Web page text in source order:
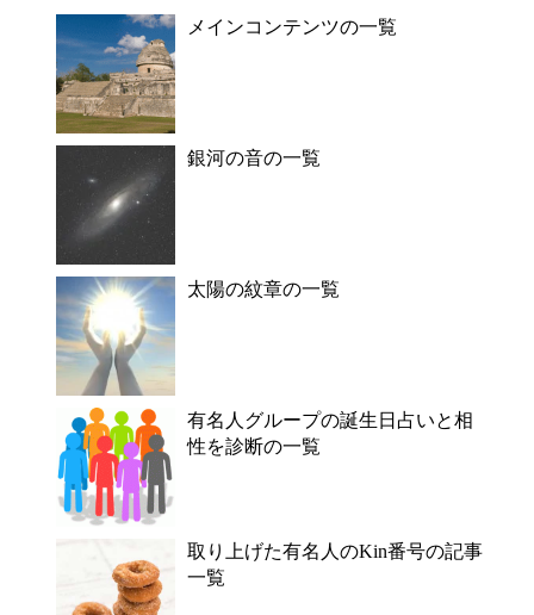
メインコンテンツの一覧
銀河の音の一覧
太陽の紋章の一覧
有名人グループの誕生日占いと相
性を診断の一覧
取り上げた有名人のKin番号の記事
一覧